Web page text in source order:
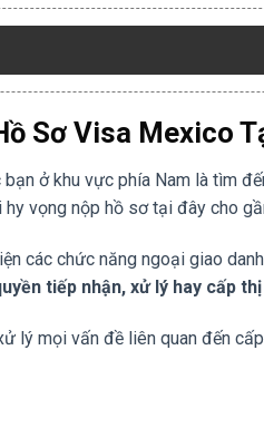
Sơ Visa Mexico
ở khu vực phía Nam là tìm
hy vọng nộp hồ sơ tại đây cho
các chức năng ngoại giao
tiếp nhận, xử lý hay cấp
lý mọi vấn đề liên quan đến